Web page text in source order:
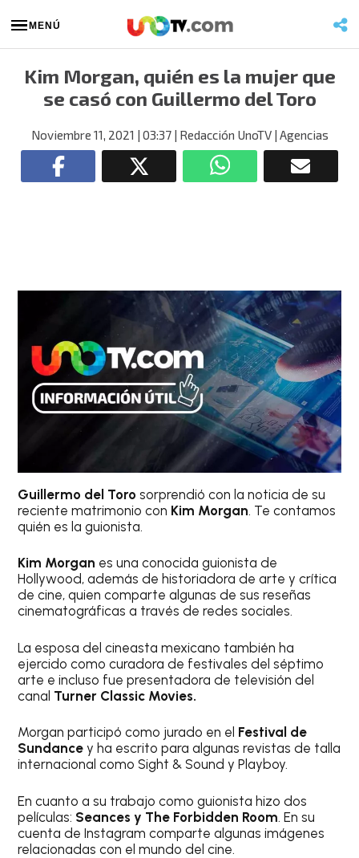
MENÚ
Kim Morgan, quién es la mujer que
se casó con Guillermo del Toro
Noviembre 11, 2021 | 03:37| Redacción UnoTV| Agencias
Guillermo del Toro sorprendió con la noticia de su
reciente matrimonio con Kim Morgan. Te contamos
quién es la guionista.
Kim Morgan es una conocida guionista de
Hollywood, además de historiadora de arte y crítica
de cine, quien comparte algunas de sus reseñas
cinematográficas a través de redes sociales.
La esposa del cineasta mexicano también ha
ejercido como curadora de festivales del séptimo
arte e incluso fue presentadora de televisión del
canal Turner Classic Movies.
Morgan participó como jurado en el Festival de
Sundance y ha escrito para algunas revistas de talla
internacional como Sight & Sound y Playboy.
En cuanto a su trabajo como guionista hizo dos
películas: Seances y The Forbidden Room. En su
cuenta de Instagram comparte algunas imágenes
relacionadas con el mundo del cine.